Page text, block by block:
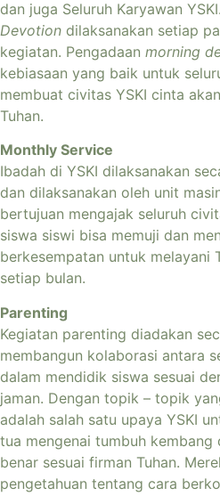
dan juga Seluruh Karyawan
Devotion dilaksanakan setiap
kegiatan. Pengadaan morning
kebiasaan yang baik untuk
membuat civitas YSKI cinta
Tuhan.
Monthly Service
Ibadah di YSKI dilaksanakan
dan dilaksanakan oleh unit
bertujuan mengajak seluruh
siswa siswi bisa memuji dan
berkesempatan untuk melayani
setiap bulan.
Parenting
Kegiatan parenting diadakan
membangun kolaborasi antara
dalam mendidik siswa sesuai
jaman. Dengan topik – topik
adalah salah satu upaya YSKI
tua mengenai tumbuh
benar sesuai firman Tuhan.
pengetahuan tentang cara